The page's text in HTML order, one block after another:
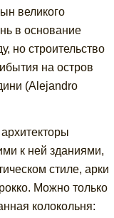
великого
в основание
но строительство
на остров
(Alejandro
к ней зданиями,
стиле, арки
Можно только
колокольня: